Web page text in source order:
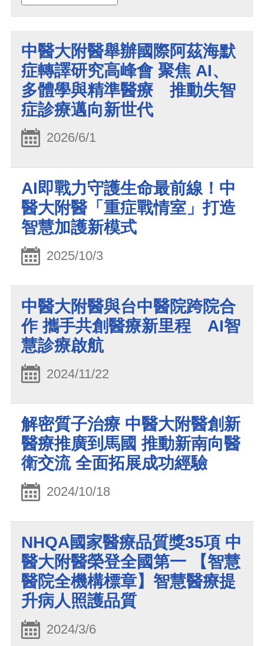
中醫大附醫舉辦國際阿茲海默
症轉譯研究高峰會 聚焦 AI、
多體學與精準醫療 推動失智
症診療邁向新世代
2026/6/1
AI即戰力守護生命最前線！中
醫大附醫「重症戰情室」打造
智慧加護新模式
2025/10/3
中醫大附醫與台中醫院跨院合
作 攜手共創醫療新里程 AI智
慧診療啟航
2024/11/22
解密質子治療 中醫大附醫創新
醫療推廣到馬國 推動新南向醫
衛交流 全面拓展成功經驗
2024/10/18
NHQA國家醫療品質獎35項 中
醫大附醫榮登全國第一 【智慧
醫院全機構標章】智慧醫療提
升病人照護品質
2024/3/6